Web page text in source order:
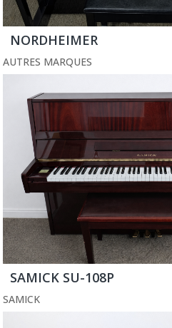
NORDHEIMER
AUTRES MARQUES
SAMICK SU-108P
SAMICK